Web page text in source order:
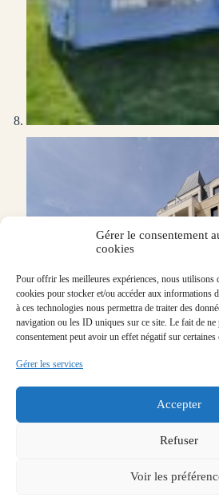
Gérer le consentement
cookies
Pour offrir les meilleures expériences, nous utilisons
cookies pour stocker et/ou accéder aux informations
à ces technologies nous permettra de traiter des
navigation ou les ID uniques sur ce site. Le fait de
consentement peut avoir un effet négatif sur certaines
Gérer les services
Accepter
Refuser
Voir les